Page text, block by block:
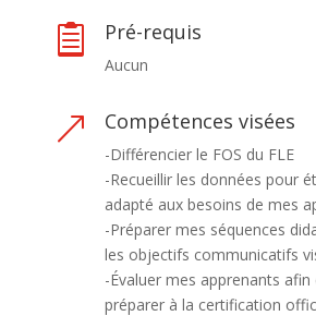
 Pré-requis
Aucun
& Compétences visées
-Différencier le FOS du FLE
-Recueillir les données pour
adapté aux besoins de mes
-Préparer mes séquences
les objectifs communicatifs
-Évaluer mes apprenants
préparer à la certification